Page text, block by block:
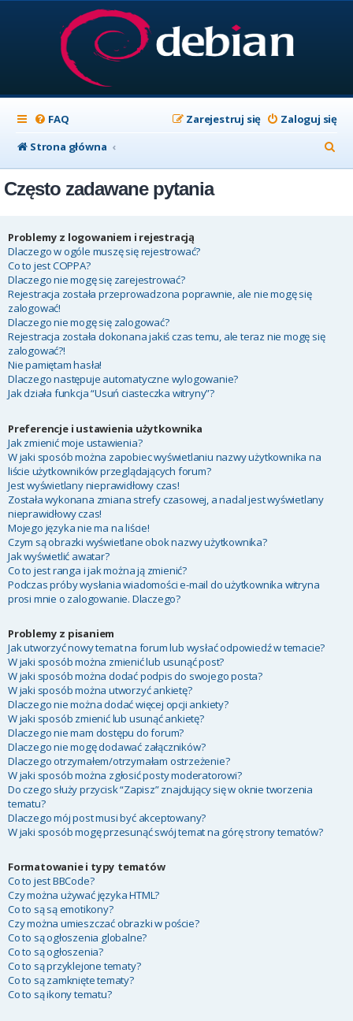
FAQ Zaloguj się
Zarejestruj się
Strona główna
z
Często zadawane pytania
Problemy z logowaniem i rejestracją
Dlaczego w ogóle muszę się rejestrować?
Co to jest COPPA?
Dlaczego nie mogę się zarejestrować?
Rejestracja została przeprowadzona poprawnie, ale nie mogę się
zalogować!
Dlaczego nie mogę się zalogować?
Rejestracja została dokonana jakiś czas temu, ale teraz nie mogę się
zalogować?!
Nie pamiętam hasła!
Dlaczego następuje automatyczne wylogowanie?
Jak działa funkcja “Usuń ciasteczka witryny”?
Preferencje i ustawienia użytkownika
Jak zmienić moje ustawienia?
W jaki sposób można zapobiec wyświetlaniu nazwy użytkownika na
liście użytkowników przeglądających forum?
Jest wyświetlany nieprawidłowy czas!
Została wykonana zmiana strefy czasowej, a nadal jest wyświetlany
nieprawidłowy czas!
Mojego języka nie ma na liście!
Czym są obrazki wyświetlane obok nazwy użytkownika?
Jak wyświetlić awatar?
Co to jest ranga i jak można ją zmienić?
Podczas próby wysłania wiadomości e-mail do użytkownika witryna
prosi mnie o zalogowanie. Dlaczego?
Problemy z pisaniem
Jak utworzyć nowy temat na forum lub wysłać odpowiedź w temacie?
W jaki sposób można zmienić lub usunąć post?
W jaki sposób można dodać podpis do swojego posta?
W jaki sposób można utworzyć ankietę?
Dlaczego nie można dodać więcej opcji ankiety?
W jaki sposób zmienić lub usunąć ankietę?
Dlaczego nie mam dostępu do forum?
Dlaczego nie mogę dodawać załączników?
Dlaczego otrzymałem/otrzymałam ostrzeżenie?
W jaki sposób można zgłosić posty moderatorowi?
Do czego służy przycisk “Zapisz” znajdujący się w oknie tworzenia
tematu?
Dlaczego mój post musi być akceptowany?
W jaki sposób mogę przesunąć swój temat na górę strony tematów?
Formatowanie i typy tematów
Co to jest BBCode?
Czy można używać języka HTML?
Co to są są emotikony?
Czy można umieszczać obrazki w poście?
Co to są ogłoszenia globalne?
Co to są ogłoszenia?
Co to są przyklejone tematy?
Co to są zamknięte tematy?
Co to są ikony tematu?